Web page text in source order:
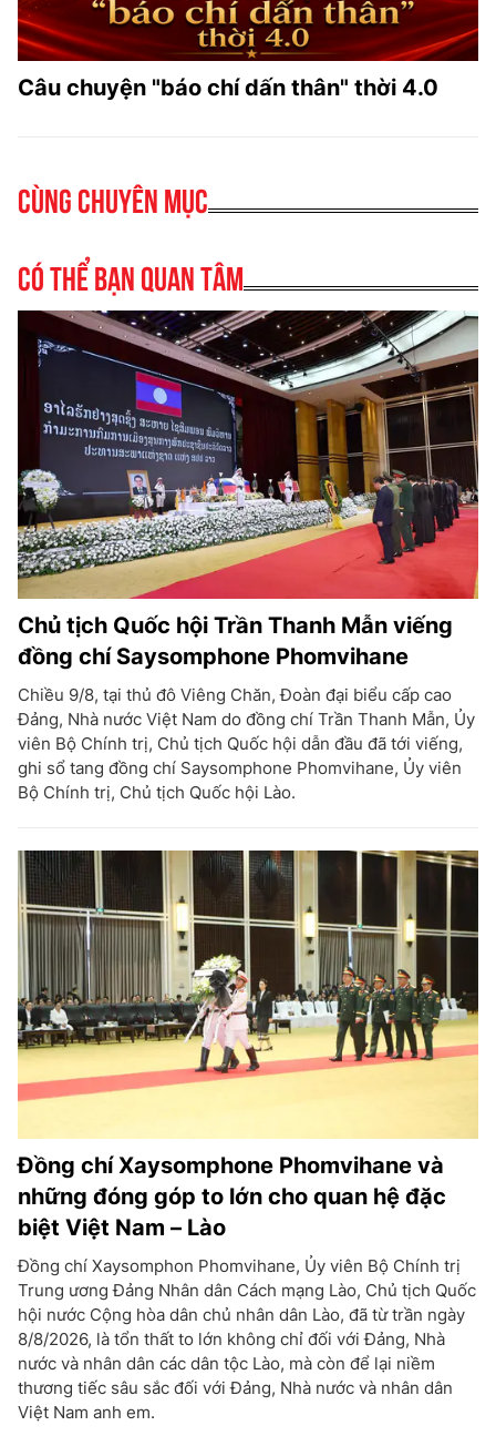
Câu chuyện "báo chí dấn thân" thời 4.0
Cùng chuyên mục
Có thể bạn quan tâm
Chủ tịch Quốc hội Trần Thanh Mẫn viếng
đồng chí Saysomphone Phomvihane
Chiều 9/8, tại thủ đô Viêng Chăn, Đoàn đại biểu cấp cao
Đảng, Nhà nước Việt Nam do đồng chí Trần Thanh Mẫn, Ủy
viên Bộ Chính trị, Chủ tịch Quốc hội dẫn đầu đã tới viếng,
ghi sổ tang đồng chí Saysomphone Phomvihane, Ủy viên
Bộ Chính trị, Chủ tịch Quốc hội Lào.
Đồng chí Xaysomphone Phomvihane và
những đóng góp to lớn cho quan hệ đặc
biệt Việt Nam – Lào
Đồng chí Xaysomphon Phomvihane, Ủy viên Bộ Chính trị
Trung ương Đảng Nhân dân Cách mạng Lào, Chủ tịch Quốc
hội nước Cộng hòa dân chủ nhân dân Lào, đã từ trần ngày
8/8/2026, là tổn thất to lớn không chỉ đối với Đảng, Nhà
nước và nhân dân các dân tộc Lào, mà còn để lại niềm
thương tiếc sâu sắc đối với Đảng, Nhà nước và nhân dân
Việt Nam anh em.